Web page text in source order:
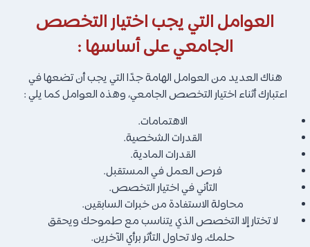
العوامل التي يجب اختيار التخصص
الجامعي على أساسها :
هناك العديد من العوامل الهامة جدًا التي يجب أن تضعها في
اعتبارك أثناء اختيار التخصص الجامعي، وهذه العوامل كما يلي :
الاهتمامات.
القدرات الشخصية.
القدرات المادية.
فرص العمل في المستقبل.
التأني في اختيار التخصص.
محاولة الاستفادة من خبرات السابقين.
لا تختار إلا التخصص الذي يتناسب مع طموحك ويحقق
حلمك، ولا تحاول التأثر برأي الآخرين.